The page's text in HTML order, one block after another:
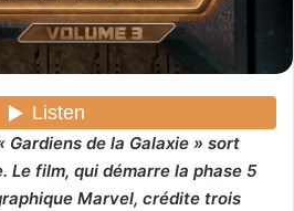
Gardiens de la Galaxie » sort
Le film, qui démarre la phase 5
Marvel, crédite trois